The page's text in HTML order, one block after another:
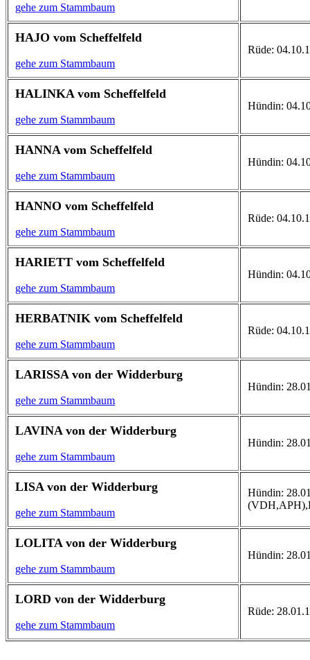
gehe zum Stammbaum
HAJO vom Scheffelfeld
gehe zum Stammbaum
Rüde:
HALINKA vom Scheffelfeld
gehe zum Stammbaum
Hündin:
HANNA vom Scheffelfeld
gehe zum Stammbaum
Hündin:
HANNO vom Scheffelfeld
gehe zum Stammbaum
Rüde:
HARIETT vom Scheffelfeld
gehe zum Stammbaum
Hündin:
HERBATNIK vom Scheffelfeld
gehe zum Stammbaum
Rüde:
LARISSA von der Widderburg
gehe zum Stammbaum
Hündin:
LAVINA von der Widderburg
gehe zum Stammbaum
Hündin:
LISA von der Widderburg
gehe zum Stammbaum
Hündin:
LOLITA von der Widderburg
gehe zum Stammbaum
Hündin:
LORD von der Widderburg
gehe zum Stammbaum
Rüde: